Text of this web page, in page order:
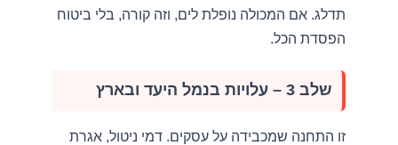
תדלג. אם המכולה נופלת לים, וזה קורה, בלי ביטוח
הפסדת הכל.
שלב 3 – עלויות בנמל היעד ובארץ
זו התחנה שמכבידה על עסקים. דמי ניטול, אגרת